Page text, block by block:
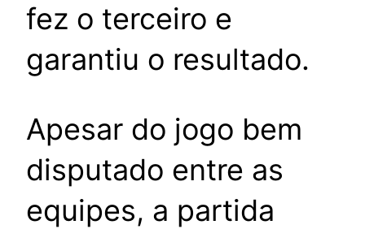
fez o terceiro e
garantiu o resultado.
Apesar do jogo bem
disputado entre as
equipes, a partida